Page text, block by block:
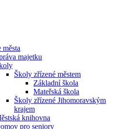
města
majetku
Školy zřízené městem
Základní škola
Mateřská škola
Školy zřízené Jihomoravským
krajem
knihovna
pro seniory